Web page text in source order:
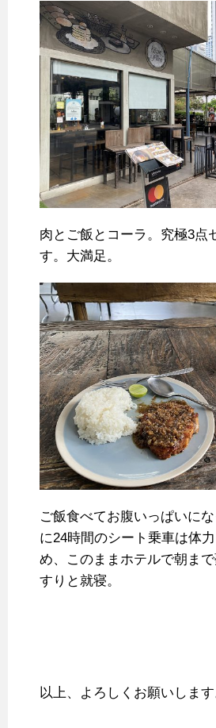
肉とご飯とコーラ。究極3点
す。大満足。
ご飯食べてお腹いっぱいに
に24時間のシート乗車は体
め、このままホテルで朝ま
すりと就寝。
以上、よろしくお願いします